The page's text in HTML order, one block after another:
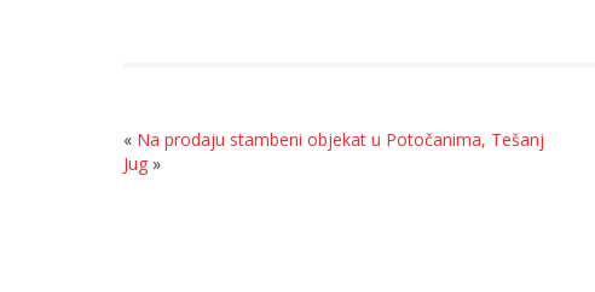
« Na prodaju stambeni objekat u Potočanima, Tešanj
Jug »